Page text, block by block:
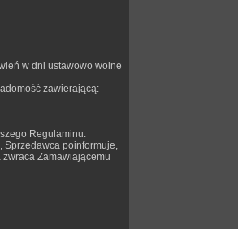
w dni ustawowo wolne
zawierającą:
Regulaminu.
Sprzedawca poinformuje,
Zamawiającemu